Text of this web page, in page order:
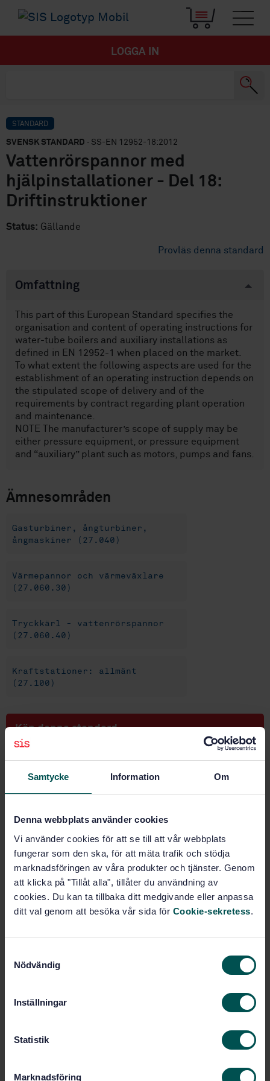
Samtycke Information Om
Denna webbplats använder cookies
Vi använder cookies för att se till att vår webbplats
fungerar som den ska, för att mäta trafik och stödja
marknadsföringen av våra produkter och tjänster. Genom
att klicka på "Tillåt alla", tillåter du användning av
cookies. Du kan ta tillbaka ditt medgivande eller anpassa
ditt val genom att besöka vår sida för Cookie-sekretess.
Nödvändig
Inställningar
Statistik
Marknadsföring
LOGGA IN
STANDARD
SVENSK STANDARD · SS-EN 12952-18:2012
Vattenrörspannor med
hjälpinstallationer - Del 18:
Driftinstruktioner
Status: Gällande
Provläs denna standard
Omfattning
This part of this European Standard specifies the
organisation and content of operating instructions for
water-tube boilers and auxiliary installations as
defined in EN 12952-1 when placed on the market.
To what extent the following aspects are used for the
establishment of an operating instruction depends on
the stipulated scope of delivery and of the
requirements by contract regarding plant operation
and maintenance.
NOTE The manufacturer’s scope of supply may be
either pressure equipment, or pressure equipment
and “auxiliary” plant such as motors, pumps and fans.
Ämnesområden
Gasturbiner, ångturbiner,
ångmaskiner (27.040)
Värmepannor och värmeväxlare
(27.060.30)
Tryckkärl - vattenrörspannor
(27.060.40)
Kraftstationer: allmänt
(27.100)
Köp denna standard
SVENSK STANDARD · SS-EN 12952-18:2012
Vattenrörspannor med hjälpinstallationer - Del 18:
Prenumerera på standarden - Läs mer
Pris:789 SEK
PDF
Produktinformation
Framtagen av: Pannanläggningar, SIS/TK 285
auxiliary installations - Part 18:
Operating instructions